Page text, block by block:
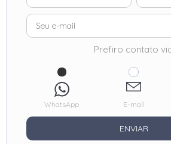
Prefiro contato
WhatsApp E-mail
ENVIAR